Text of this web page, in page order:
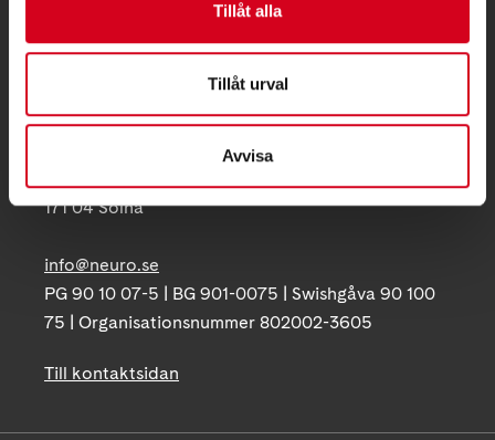
Tillåt alla
Tillåt urval
Avvisa
Ågatan 12 C, 172 62 Sundbyberg
08-677 70 10
171 04 Solna
info@neuro.se
PG 90 10 07-5 | BG 901-0075 | Swishgåva 90 100
75 | Organisationsnummer 802002-3605
Till kontaktsidan